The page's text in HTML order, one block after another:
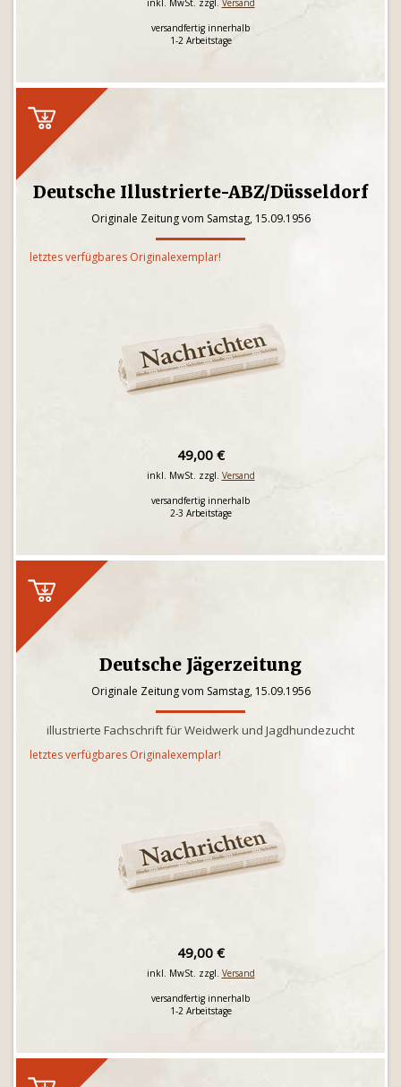
inkl. MwSt. zzgl. Versand
versandfertig innerhalb
1-2 Arbeitstage
Deutsche Illustrierte-ABZ/Düsseldorf
Originale Zeitung vom Samstag, 15.09.1956
letztes verfügbares Originalexemplar!
49,00 €
inkl. MwSt. zzgl. Versand
versandfertig innerhalb
2-3 Arbeitstage
Deutsche Jägerzeitung
Originale Zeitung vom Samstag, 15.09.1956
illustrierte Fachschrift für Weidwerk und Jagdhundezucht
letztes verfügbares Originalexemplar!
49,00 €
inkl. MwSt. zzgl. Versand
versandfertig innerhalb
1-2 Arbeitstage